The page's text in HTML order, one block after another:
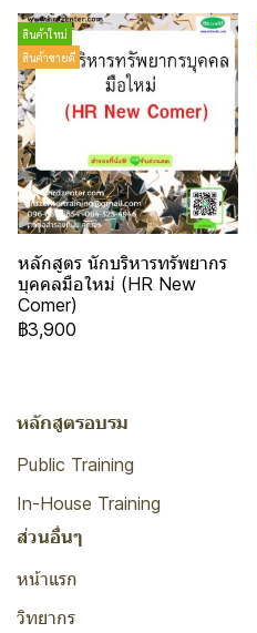
สินค้าใหม่
สินค้าขายดี
หลักสูตร นักบริหารทรัพยากร
บุคคลมือใหม่ (HR New
Comer)
฿3,900
หลักสูตรอบรม
Public Training
In-House Training
ส่วนอื่นๆ
หน้าแรก
วิทยากร